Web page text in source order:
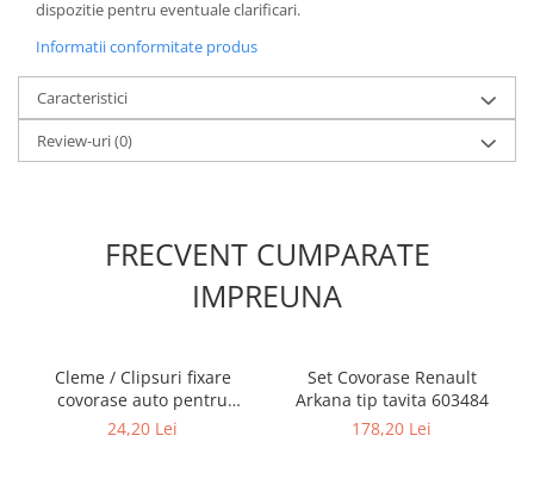
dispozitie pentru eventuale clarificari.
Informatii conformitate produs
Caracteristici
Review-uri(0)
FRECVENT CUMPARATE
IMPREUNA
Cleme / Clipsuri fixare
covorase auto pentru
Renault / Nissan
24,20 Lei
Set Covorase Renault
Arkana tip tavita 603484
178,20 Lei